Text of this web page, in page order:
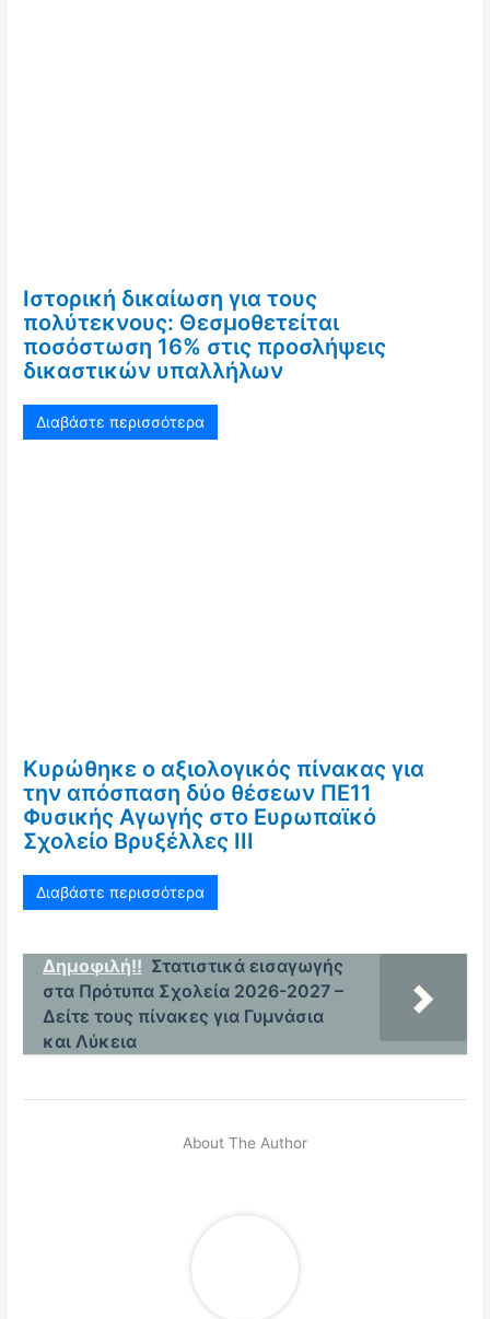
Ιστορική δικαίωση για τους
πολύτεκνους: Θεσμοθετείται
ποσόστωση 16% στις προσλήψεις
δικαστικών υπαλλήλων
Διαβάστε περισσότερα
Κυρώθηκε ο αξιολογικός πίνακας για
την απόσπαση δύο θέσεων ΠΕ11
Φυσικής Αγωγής στο Ευρωπαϊκό
Σχολείο Βρυξέλλες ΙΙΙ
Διαβάστε περισσότερα
Δημοφιλή!! Στατιστικά εισαγωγής
στα Πρότυπα Σχολεία 2026-2027 –
Δείτε τους πίνακες για Γυμνάσια
και Λύκεια
About The Author